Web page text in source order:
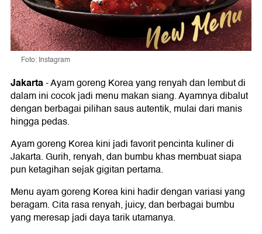
Foto: Instagram
Jakarta-Ayam goreng Korea yang renyah dan lembut di
dalam ini cocok jadi menu makan siang. Ayamnya dibalut
dengan berbagai pilihan saus autentik, mulai dari manis
hingga pedas.
Ayam goreng Korea kini jadi favorit pencinta kuliner di
Jakarta. Gurih, renyah, dan bumbu khas membuat siapa
pun ketagihan sejak gigitan pertama.
Menu ayam goreng Korea kini hadir dengan variasi yang
beragam. Cita rasa renyah, juicy, dan berbagai bumbu
yang meresap jadi daya tarik utamanya.